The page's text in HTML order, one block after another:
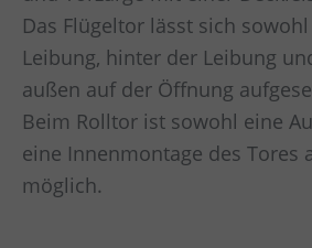
Das Flügeltor lässt sich
Leibung, hinter der Leibung
außen auf der Öffnung
Beim Rolltor ist sowohl eine
eine Innenmontage des Tores
möglich.